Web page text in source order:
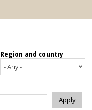
Region and country